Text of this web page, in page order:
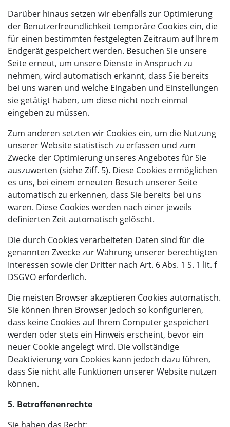
Darüber hinaus setzen wir ebenfalls zur Optimierung
der Benutzerfreundlichkeit temporäre Cookies ein, die
für einen bestimmten festgelegten Zeitraum auf Ihrem
Endgerät gespeichert werden. Besuchen Sie unsere
Seite erneut, um unsere Dienste in Anspruch zu
nehmen, wird automatisch erkannt, dass Sie bereits
bei uns waren und welche Eingaben und Einstellungen
sie getätigt haben, um diese nicht noch einmal
eingeben zu müssen.
Zum anderen setzten wir Cookies ein, um die Nutzung
unserer Website statistisch zu erfassen und zum
Zwecke der Optimierung unseres Angebotes für Sie
auszuwerten (siehe Ziff. 5). Diese Cookies ermöglichen
es uns, bei einem erneuten Besuch unserer Seite
automatisch zu erkennen, dass Sie bereits bei uns
waren. Diese Cookies werden nach einer jeweils
definierten Zeit automatisch gelöscht.
Die durch Cookies verarbeiteten Daten sind für die
genannten Zwecke zur Wahrung unserer berechtigten
Interessen sowie der Dritter nach Art. 6 Abs. 1 S. 1 lit. f
DSGVO erforderlich.
Die meisten Browser akzeptieren Cookies automatisch.
Sie können Ihren Browser jedoch so konfigurieren,
dass keine Cookies auf Ihrem Computer gespeichert
werden oder stets ein Hinweis erscheint, bevor ein
neuer Cookie angelegt wird. Die vollständige
Deaktivierung von Cookies kann jedoch dazu führen,
dass Sie nicht alle Funktionen unserer Website nutzen
können.
5. Betroffenenrechte